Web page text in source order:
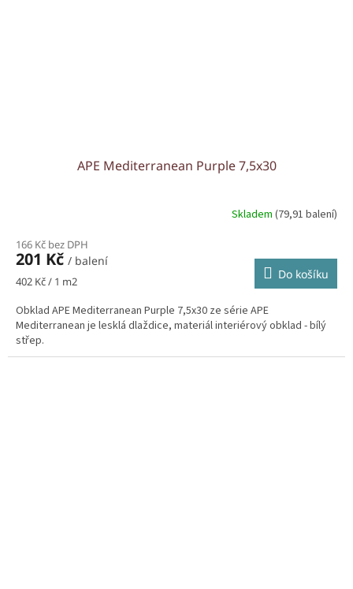
APE Mediterranean Purple 7,5x30
Skladem (79,91 balení)
166 Kč bez DPH
201 Kč / balení
Měrná
402 Kč / 1 m2 Do košíku
Obklad APE Mediterranean Purple 7,5x30 ze série APE
Mediterranean je lesklá dlaždice, materiál interiérový obklad - bílý
střep.